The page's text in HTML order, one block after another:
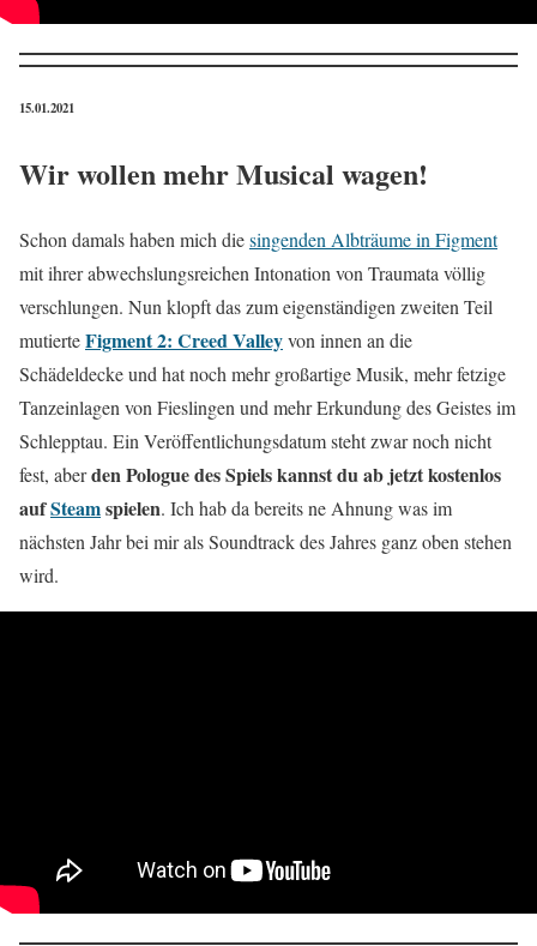
15.01.2021
Wir wollen mehr Musical wagen!
Schon damals haben mich diesingenden Albträume in Figment
mit ihrer abwechslungsreichen Intonation von Traumata völlig
verschlungen. Nun klopft das zum eigenständigen zweiten Teil
mutierteFigment 2: Creed Valleyvon innen an die
Schädeldecke und hat noch mehr großartige Musik, mehr fetzige
Tanzeinlagen von Fieslingen und mehr Erkundung des Geistes im
Schlepptau. Ein Veröffentlichungsdatum steht zwar noch nicht
fest, aberden Pologue des Spiels kannst du ab jetzt kostenlos
aufSteamspielen. Ich hab da bereits ne Ahnung was im
nächsten Jahr bei mir als Soundtrack des Jahres ganz oben stehen
wird.